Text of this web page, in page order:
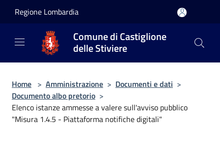
Regione Lombardia
Comune di Castiglione
delle Stiviere
Home > Amministrazione > Documenti e dati >
Documento albo pretorio >
Elenco istanze ammesse a valere sull'avviso pubblico
"Misura 1.4.5 - Piattaforma notifiche digitali"